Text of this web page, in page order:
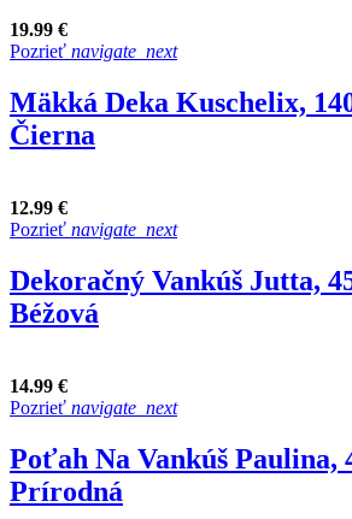
19.99 €
Pozrieť navigate_next
Mäkká Deka Kuschelix,
Čierna
12.99 €
Pozrieť navigate_next
Dekoračný Vankúš Jutta,
Béžová
14.99 €
Pozrieť navigate_next
Poťah Na Vankúš Paulina,
Prírodná